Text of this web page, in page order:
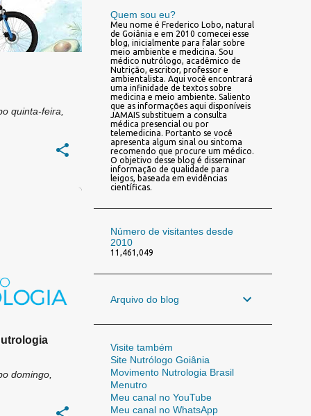
quinta-feira,
domingo,
Quem sou eu?
Meu nome é Frederico Lobo, natural
de Goiânia e em 2010 comecei esse
blog, inicialmente para falar sobre
meio ambiente e medicina. Sou
médico nutrólogo, acadêmico de
Nutrição, escritor, professor e
ambientalista. Aqui você encontrará
uma infinidade de textos sobre
medicina e meio ambiente. Saliento
que as informações aqui disponíveis
JAMAIS substituem a consulta
médica presencial ou por
telemedicina. Portanto se você
apresenta algum sinal ou sintoma
recomendo que procure um médico.
O objetivo desse blog é disseminar
informação de qualidade para
leigos, baseada em evidências
científicas.
Número de visitantes desde
2010
11,461,049
Arquivo do blog
Visite também
Site Nutrólogo Goiânia
Movimento Nutrologia Brasil
Menutro
Meu canal no YouTube
Meu canal no WhatsApp